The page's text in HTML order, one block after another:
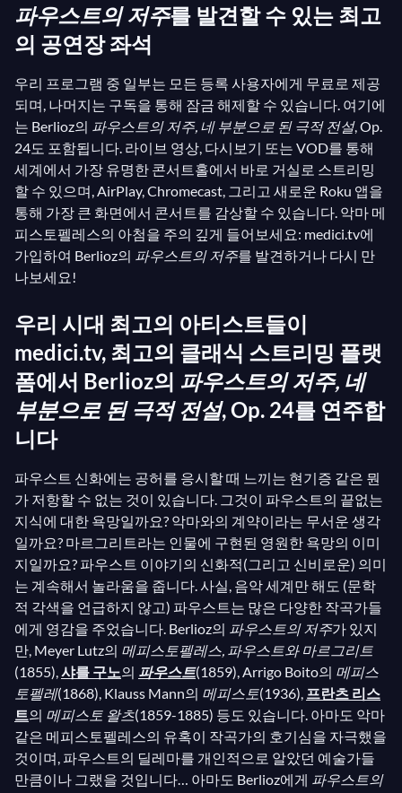
파우스트의 저주를 발견할 수 있는 최고
의 공연장 좌석
우리 프로그램 중 일부는 모든 등록 사용자에게 무료로 제공
되며, 나머지는 구독을 통해 잠금 해제할 수 있습니다. 여기에
는 Berlioz의 파우스트의 저주, 네 부분으로 된 극적 전설, Op.
24도 포함됩니다. 라이브 영상, 다시보기 또는 VOD를 통해
세계에서 가장 유명한 콘서트홀에서 바로 거실로 스트리밍
할 수 있으며, AirPlay, Chromecast, 그리고 새로운 Roku 앱을
통해 가장 큰 화면에서 콘서트를 감상할 수 있습니다. 악마 메
피스토펠레스의 아첨을 주의 깊게 들어보세요: medici.tv에
가입하여 Berlioz의 파우스트의 저주를 발견하거나 다시 만
나보세요!
우리 시대 최고의 아티스트들이
medici.tv, 최고의 클래식 스트리밍 플랫
폼에서 Berlioz의 파우스트의 저주, 네
부분으로 된 극적 전설, Op. 24를 연주합
니다
파우스트 신화에는 공허를 응시할 때 느끼는 현기증 같은 뭔
가 저항할 수 없는 것이 있습니다. 그것이 파우스트의 끝없는
지식에 대한 욕망일까요? 악마와의 계약이라는 무서운 생각
일까요? 마르그리트라는 인물에 구현된 영원한 욕망의 이미
지일까요? 파우스트 이야기의 신화적(그리고 신비로운) 의미
는 계속해서 놀라움을 줍니다. 사실, 음악 세계만 해도 (문학
적 각색을 언급하지 않고) 파우스트는 많은 다양한 작곡가들
에게 영감을 주었습니다. Berlioz의 파우스트의 저주가 있지
만, Meyer Lutz의 메피스토펠레스, 파우스트와 마르그리트
(1855),샤를 구노의 파우스트(1859), Arrigo Boito의 메피스
토펠레(1868), Klauss Mann의 메피스토(1936), 프란츠 리스
트의 메피스토 왈츠(1859-1885) 등도 있습니다. 아마도 악마
같은 메피스토펠레스의 유혹이 작곡가의 호기심을 자극했을
것이며, 파우스트의 딜레마를 개인적으로 알았던 예술가들
만큼이나 그랬을 것입니다… 아마도 Berlioz에게 파우스트의